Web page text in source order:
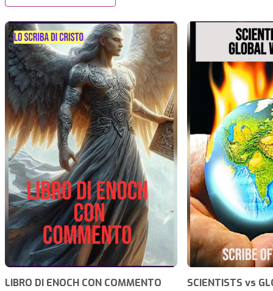
LIBRO DI ENOCH CON COMMENTO SCIENTISTS vs